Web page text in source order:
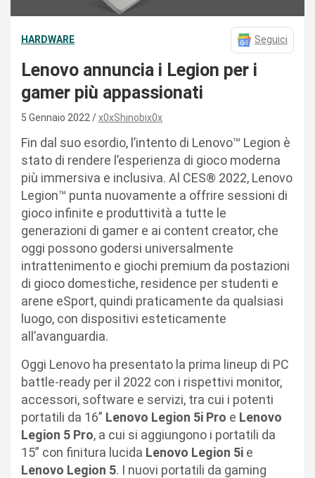
HARDWARE Seguici
Lenovo annuncia i Legion per i
gamer più appassionati
5 Gennaio 2022 x0xShinobix0x
Fin dal suo esordio, l’intento di Lenovo™ Legion è
stato di rendere l’esperienza di gioco moderna
più immersiva e inclusiva. Al CES® 2022, Lenovo
Legion™ punta nuovamente a offrire sessioni di
gioco infinite e produttività a tutte le
generazioni di gamer e ai content creator, che
oggi possono godersi universalmente
intrattenimento e giochi premium da postazioni
di gioco domestiche, residence per studenti e
arene eSport, quindi praticamente da qualsiasi
luogo, con dispositivi esteticamente
all’avanguardia.
Oggi Lenovo ha presentato la prima lineup di PC
battle-ready per il 2022 con i rispettivi monitor,
accessori, software e servizi, tra cui i potenti
portatili da 16” Lenovo Legion 5i Pro e Lenovo
Legion 5 Pro, a cui si aggiungono i portatili da
15” con finitura lucida Lenovo Legion 5i e
Lenovo Legion 5. I nuovi portatili da gaming